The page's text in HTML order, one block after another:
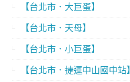
【台北市．大巨蛋】
【台北市．天母】
【台北市．小巨蛋】
【台北市．捷運中山國中站】